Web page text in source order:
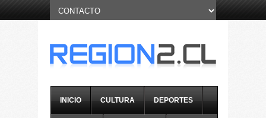
INICIO CULTURA DEPORTES